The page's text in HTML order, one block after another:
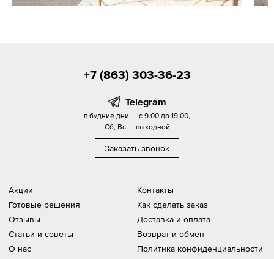
Акции
Готовые решения
Отзывы
Статьи и советы
О нас
Контакты
Как сделать заказ
Доставка и оплата
Возврат и обмен
Политика конфиденциальности
+7 (863) 303-36-23
Telegram
в будние дни — с 9.00 до 19.00,
Сб, Вс — выходной
Заказать звонок